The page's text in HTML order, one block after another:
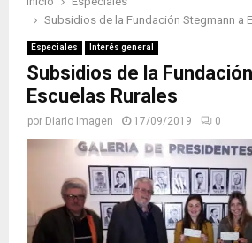
Subsidios de la Fundación Stegmann a
Especiales Interés general
Subsidios de la
Escuelas Rurales
por Diario Imagen 17/09/2019 0